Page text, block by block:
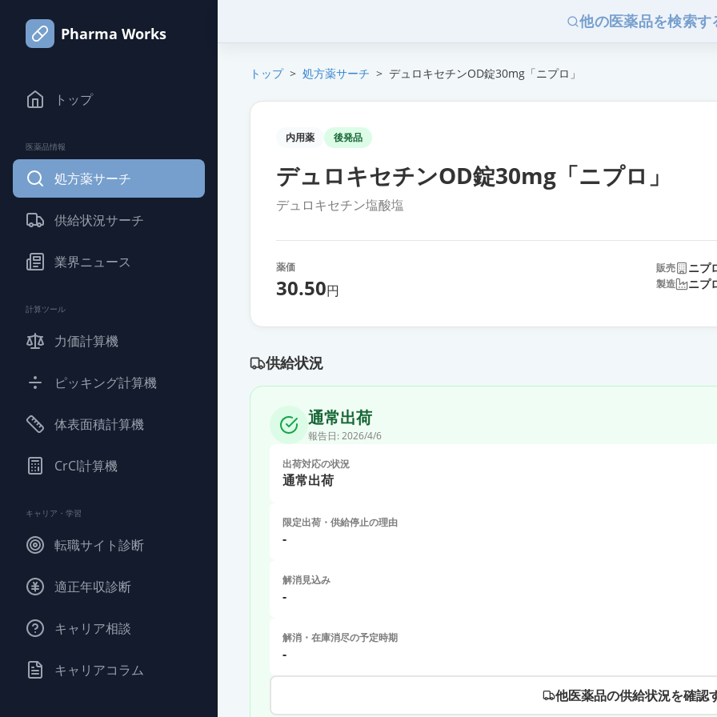
Pharma Works
トップ
医薬品情報
処方薬サーチ
供給状況サーチ
業界ニュース
計算ツール
力価計算機
ピッキング計算機
体表面積計算機
CrCl計算機
キャリア・学習
転職サイト診断
適正年収診断
キャリア相談
キャリアコラム
他の医薬品を検索す
トップ > 処方薬サーチ > デュロキセチンOD錠30mg「ニプロ」
内用薬 後発品
デュロキセチンOD錠30mg「ニプロ」
デュロキセチン塩酸塩
薬価
30.50円
販売 ニプ
製造 ニプ
供給状況
通常出荷
報告日: 2026/4/6
出荷対応の状況
通常出荷
限定出荷・供給停止の理由
-
解消見込み
-
解消・在庫消尽の予定時期
-
他医薬品の供給状況を確認